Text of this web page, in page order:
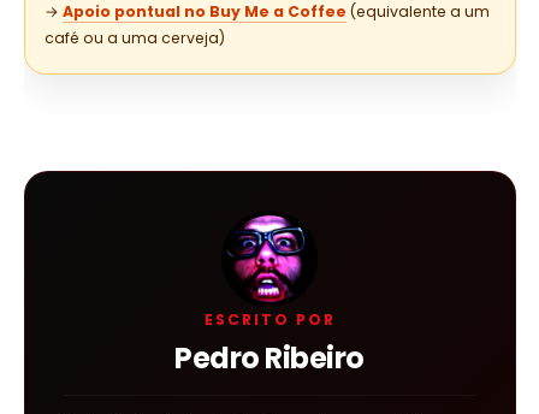
→ Apoio pontual no Buy Me a Coffee (equivalente a um
café ou a uma cerveja)
ESCRITO POR
Pedro Ribeiro